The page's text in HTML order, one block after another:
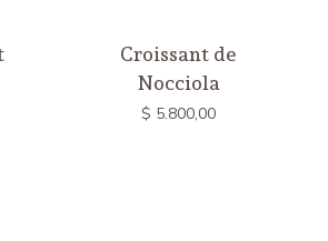
Croissant de
Nocciola
$ 5.800,00